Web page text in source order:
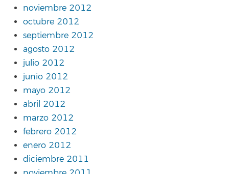
noviembre 2012
octubre 2012
septiembre 2012
agosto 2012
julio 2012
junio 2012
mayo 2012
abril 2012
marzo 2012
febrero 2012
enero 2012
diciembre 2011